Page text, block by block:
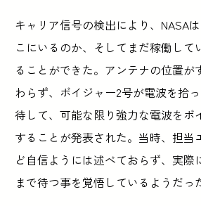
キャリア信号の検出により、NASA
こにいるのか、そしてまだ稼働して
ることができた。アンテナの位置が
わらず、ボイジャー2号が電波を拾
待して、可能な限り強力な電波をボ
することが発表された。当時、担当
ど自信ようには述べておらず、実際
まで待つ事を覚悟しているようだっ